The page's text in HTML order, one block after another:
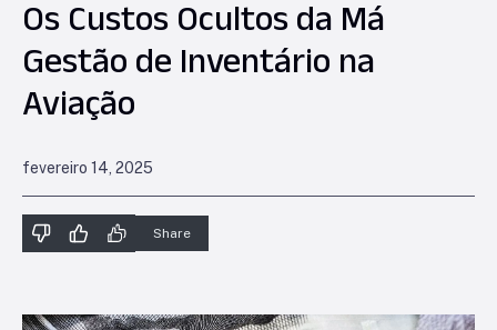
Os Custos Ocultos da Má
Gestão de Inventário na
Aviação
fevereiro 14, 2025
Share